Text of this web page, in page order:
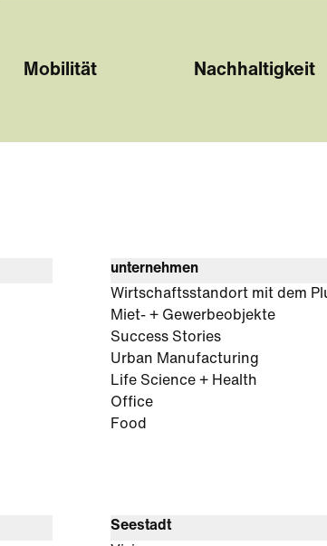
Mobilität Nachhaltigkeit
unternehmen
Wirtschaftsstandort mit dem
Miet- + Gewerbeobjekte
Success Stories
Urban Manufacturing
Life Science + Health
Office
Food
Seestadt